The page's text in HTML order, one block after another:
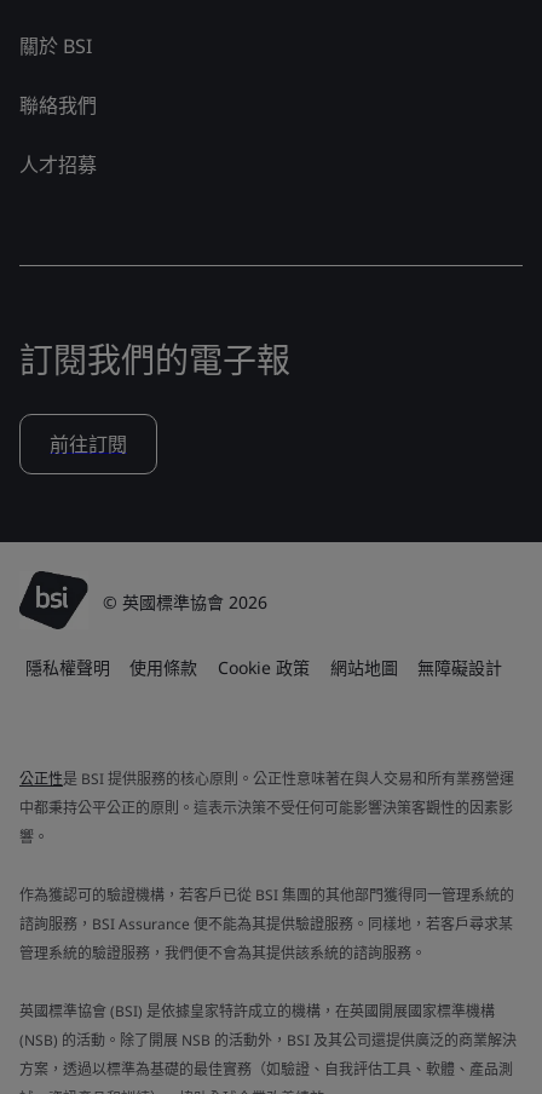
關於 BSI
聯絡我們
人才招募
訂閱我們的電子報
前往訂閱
© 英國標準協會 2026
隱私權聲明 使用條款 Cookie 政策 網站地圖 無障礙設計
公正性是 BSI 提供服務的核心原則。公正性意味著在與人交易和所有業務營運
中都秉持公平公正的原則。這表示決策不受任何可能影響決策客觀性的因素影
響。
作為獲認可的驗證機構，若客戶已從 BSI 集團的其他部門獲得同一管理系統的
諮詢服務，BSI Assurance 便不能為其提供驗證服務。同樣地，若客戶尋求某
管理系統的驗證服務，我們便不會為其提供該系統的諮詢服務。
英國標準協會 (BSI) 是依據皇家特許成立的機構，在英國開展國家標準機構
(NSB) 的活動。除了開展 NSB 的活動外，BSI 及其公司還提供廣泛的商業解決
方案，透過以標準為基礎的最佳實務（如驗證、自我評估工具、軟體、產品測